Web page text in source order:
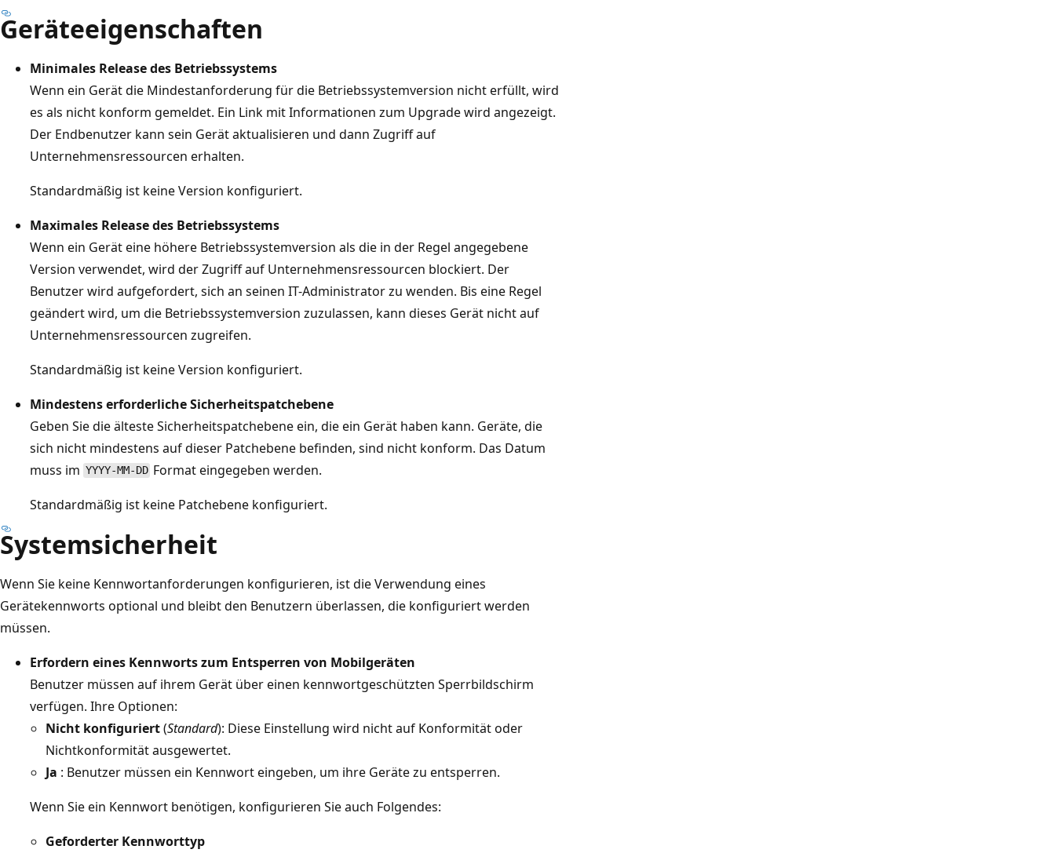
Geräteeigenschaften
Minimales Release des Betriebssystems
Wenn ein Gerät die Mindestanforderung für die Betriebssystemversion nicht erfüllt, wird
es als nicht konform gemeldet. Ein Link mit Informationen zum Upgrade wird angezeigt.
Der Endbenutzer kann sein Gerät aktualisieren und dann Zugriff auf
Unternehmensressourcen erhalten.
Standardmäßig ist keine Version konfiguriert.
Maximales Release des Betriebssystems
Wenn ein Gerät eine höhere Betriebssystemversion als die in der Regel angegebene
Version verwendet, wird der Zugriff auf Unternehmensressourcen blockiert. Der
Benutzer wird aufgefordert, sich an seinen IT-Administrator zu wenden. Bis eine Regel
geändert wird, um die Betriebssystemversion zuzulassen, kann dieses Gerät nicht auf
Unternehmensressourcen zugreifen.
Standardmäßig ist keine Version konfiguriert.
Mindestens erforderliche Sicherheitspatchebene
Geben Sie die älteste Sicherheitspatchebene ein, die ein Gerät haben kann. Geräte, die
sich nicht mindestens auf dieser Patchebene befinden, sind nicht konform. Das Datum
muss im YYYY-MM-DD Format eingegeben werden.
Standardmäßig ist keine Patchebene konfiguriert.
Systemsicherheit
Wenn Sie keine Kennwortanforderungen konfigurieren, ist die Verwendung eines
Gerätekennworts optional und bleibt den Benutzern überlassen, die konfiguriert werden
müssen.
Erfordern eines Kennworts zum Entsperren von Mobilgeräten
Benutzer müssen auf ihrem Gerät über einen kennwortgeschützten Sperrbildschirm
verfügen. Ihre Optionen:
Nicht konfiguriert(Standard): Diese Einstellung wird nicht auf Konformität oder
Nichtkonformität ausgewertet.
Ja : Benutzer müssen ein Kennwort eingeben, um ihre Geräte zu entsperren.
Wenn Sie ein Kennwort benötigen, konfigurieren Sie auch Folgendes:
Geforderter Kennworttyp